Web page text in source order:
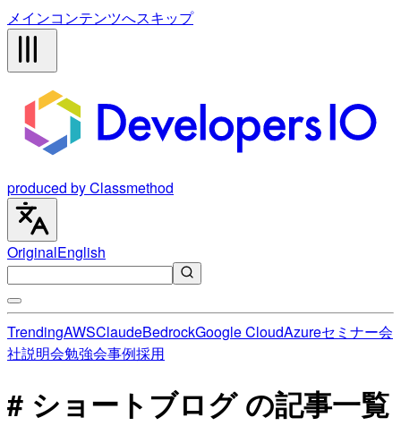
メインコンテンツへスキップ
produced by Classmethod
OriginalEnglish
TrendingAWSClaudeBedrockGoogle CloudAzureセミナー会
社説明会勉強会事例採用
# ショートブログ の記事一覧